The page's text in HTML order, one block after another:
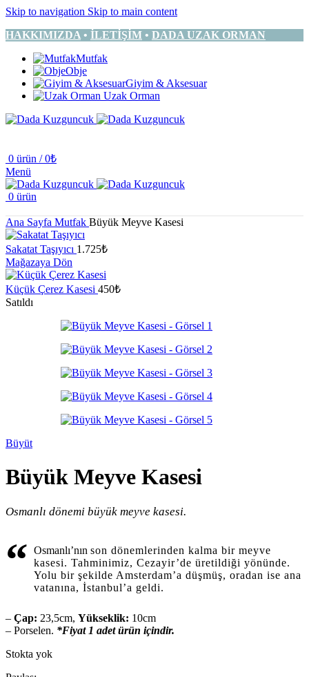
Skip to navigation Skip to main content
HAKKIMIZDA • İLETİŞİM • DADA UZAK ORMAN
Mutfak
Obje
Giyim & Aksesuar
Uzak Orman
0 ürün / 0₺
Menü
0 ürün
Ana Sayfa Mutfak Büyük Meyve Kasesi
Sakatat Taşıyıcı 1.725₺
Mağazaya Dön
Küçük Çerez Kasesi 450₺
Satıldı
Büyüt
Büyük Meyve Kasesi
Osmanlı dönemi büyük meyve kasesi.
“ Osmanlı’nın son dönemlerinden kalma bir meyve
kasesi. Tahminimiz, Cezayir’de üretildiği yönünde.
Yolu bir şekilde Amsterdam’a düşmüş, oradan ise ana
vatanına, İstanbul’a geldi.
– Çap: 23,5cm, Yükseklik: 10cm
– Porselen. *Fiyat 1 adet ürün içindir.
Stokta yok